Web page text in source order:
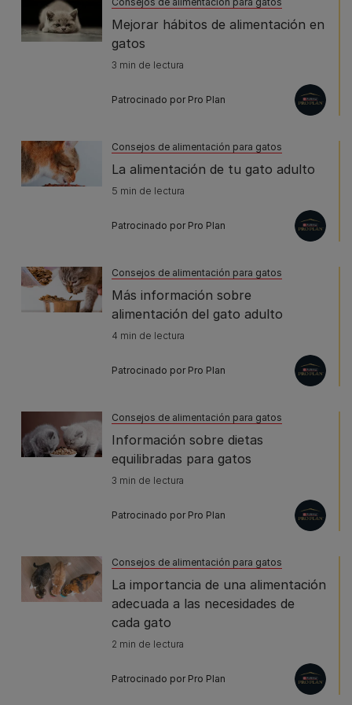
Mejorar hábitos de alimentación en
gatos
3 min de lectura
Patrocinado por Pro Plan
Consejos de alimentación para gatos
La alimentación de tu gato adulto
5 min de lectura
Patrocinado por Pro Plan
Consejos de alimentación para gatos
Más información sobre
alimentación del gato adulto
4 min de lectura
Patrocinado por Pro Plan
Consejos de alimentación para gatos
Información sobre dietas
equilibradas para gatos
3 min de lectura
Patrocinado por Pro Plan
Consejos de alimentación para gatos
La importancia de una alimentación
adecuada a las necesidades de
cada gato
2 min de lectura
Patrocinado por Pro Plan